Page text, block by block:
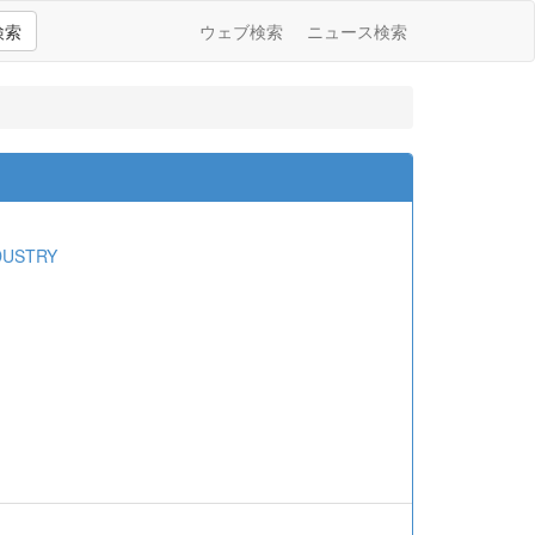
索 ウェブ検索 ニュース検索